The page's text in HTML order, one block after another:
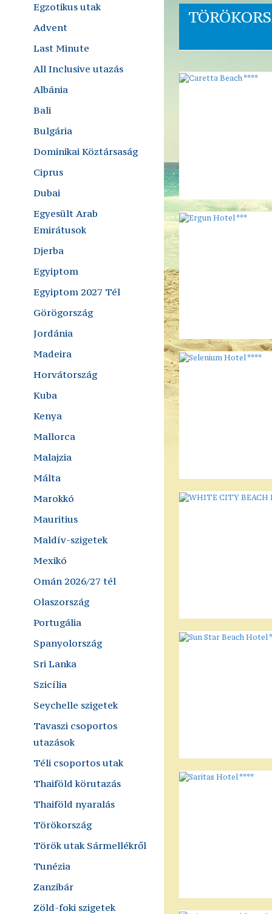
Egzotikus utak
Advent
Last Minute
All Inclusive utazás
Albánia
Bali
Bulgária
Dominikai Köztársaság
Ciprus
Dubai
Egyesült Arab
Emirátusok
Djerba
Egyiptom
Egyiptom 2027 Tél
Görögország
Jordánia
Madeira
Horvátország
Kuba
Kenya
Mallorca
Malajzia
Málta
Marokkó
Mauritius
Maldív-szigetek
Mexikó
Omán 2026/27 tél
Olaszország
Portugália
Spanyolország
Sri Lanka
Szicília
Seychelle szigetek
Tavaszi csoportos
utazások
Téli csoportos utak
Thaiföld körutazás
Thaiföld nyaralás
Törökország
Török utak Sármellékről
Tunézia
Zanzibár
Zöld-foki szigetek